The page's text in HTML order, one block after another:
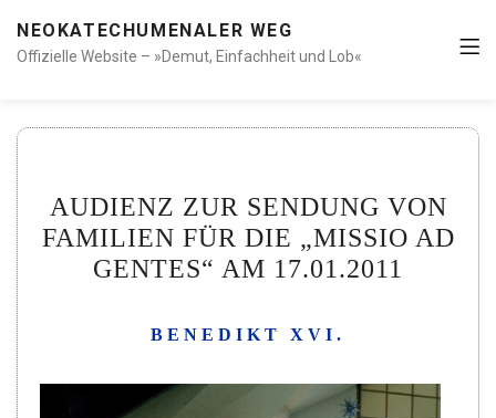
NEOKATECHUMENALER WEG
Offizielle Website – »Demut, Einfachheit und Lob«
AUDIENZ ZUR SENDUNG VON
FAMILIEN FÜR DIE „MISSIO AD
GENTES“ AM 17.01.2011
BENEDIKT XVI.